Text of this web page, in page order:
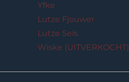
Yfke
Lutze Fjouwer
Lutze Seis
Wiske (UITVERKOCHT)